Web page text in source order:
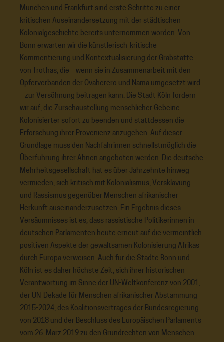
München und Frankfurt sind erste Schritte zu einer
kritischen Auseinandersetzung mit der städtischen
Kolonialgeschichte bereits unternommen worden. Von
Bonn erwarten wir die künstlerisch-kritische
Kommentierung und Kontextualisierung der Grabstätte
von Trothas, die – wenn sie in Zusammenarbeit mit den
Opferverbänden der Ovaherero und Nama umgesetzt wird
– zur Versöhnung beitragen kann. Die Stadt Köln fordern
wir auf, die Zurschaustellung menschlicher Gebeine
Kolonisierter sofort zu beenden und stattdessen die
Erforschung ihrer Provenienz anzugehen. Auf dieser
Grundlage muss den Nachfahrinnen schnellstmöglich die
Überführung ihrer Ahnen angeboten werden. Die deutsche
Mehrheitsgesellschaft hat es über Jahrzehnte hinweg
vermieden, sich kritisch mit Kolonialismus, Versklavung
und Rassismus gegenüber Menschen afrikanischer
Herkunft auseinanderzusetzen. Ein Ergebnis dieses
Versäumnisses ist es, dass rassistische Politikerinnen in
deutschen Parlamenten heute erneut auf die vermeintlich
positiven Aspekte der gewaltsamen Kolonisierung Afrikas
durch Europa verweisen. Auch für die Städte Bonn und
Köln ist es daher höchste Zeit, sich ihrer historischen
Verantwortung im Sinne der UN-Weltkonferenz von 2001,
der UN-Dekade für Menschen afrikanischer Abstammung
2015-2024, des Koalitionsvertrages der Bundesregierung
von 2018 und der Beschluss des Europäischen Parlaments
vom 26. März 2019 zu den Grundrechten von Menschen